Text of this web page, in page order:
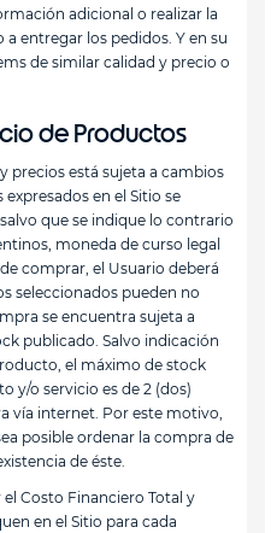
adicional o realizar la
entregar los pedidos. Y en su
de similar calidad y precio o
de Productos
precios está sujeta a cambios
en el Sitio se
que se indique lo contrario
moneda de curso legal
comprar, el Usuario deberá
seleccionados pueden no
se encuentra sujeta a
publicado. Salvo indicación
el máximo de stock
y/o servicio es de 2 (dos)
vía internet. Por este motivo,
posible ordenar la compra de
de éste.
Costo Financiero Total y
en el Sitio para cada